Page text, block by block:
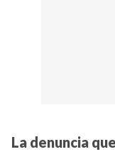
La denuncia